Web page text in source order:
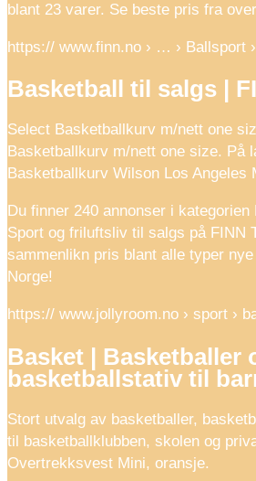
blant 23 varer. Se beste pris fra
https:// www.finn.no › … › Ballsport
Basketball til salgs |
Select Basketballkurv m/nett one
Basketballkurv m/nett one size. På
Basketballkurv Wilson Los Angeles
Du finner 240 annonser i
Sport og friluftsliv til salgs på FINN
sammenlikn pris blant alle typer
Norge!
https:// www.jollyroom.no › sport ›
Basket | Basketballer
basketballstativ til
Stort utvalg av basketballer,
til basketballklubben, skolen og
Overtrekksvest Mini, oransje.